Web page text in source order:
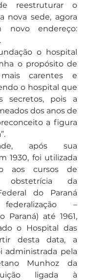
reestruturar o
nova sede, agora
endereço:
o hospital
o propósito de
carentes e
o hospital que
secretos, pois a
dos anos de
a figura
após sua
1930, foi utilizada
aos cursos de
da
do Paraná
–
Paraná) até 1961,
o Hospital das
desta data, a
administrada pela
Munhoz da
ligada à